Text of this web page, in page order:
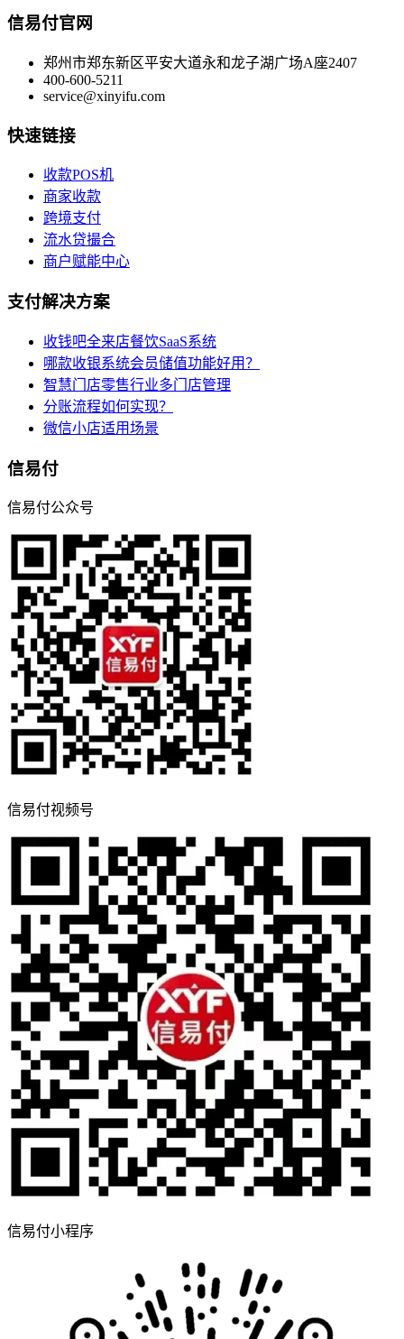
信易付官网
郑州市郑东新区平安大道永和龙子湖广场A座2407
400-600-5211
service@xinyifu.com
快速链接
收款POS机
商家收款
跨境支付
流水贷撮合
商户赋能中心
支付解决方案
收钱吧全来店餐饮SaaS系统
哪款收银系统会员储值功能好用？
智慧门店零售行业多门店管理
分账流程如何实现？
微信小店适用场景
信易付
信易付公众号
信易付视频号
信易付小程序